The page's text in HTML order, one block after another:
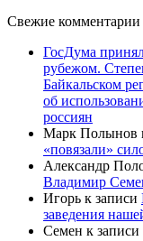
Свежие комментарии
ГосДума
рубежом.
Байкальском
об
россиян
Марк Полынов
«повязали»
Александр
Владимир
Игорь к записи
заведения
Семен к записи